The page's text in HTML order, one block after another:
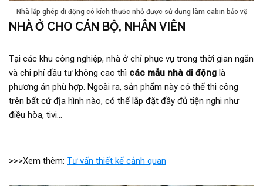
Nhà lắp ghép di động có kích thước nhỏ được sử dụng làm cabin bảo vệ
NHÀ Ở CHO CÁN BỘ, NHÂN VIÊN
Tại các khu công nghiệp, nhà ở chỉ phục vụ trong thời gian ngắn
và chi phí đầu tư không cao thì các mẫu nhà di động là
phương án phù hợp. Ngoài ra, sản phẩm này có thể thi công
trên bất cứ địa hình nào, có thể lắp đặt đầy đủ tiện nghi như
điều hòa, tivi…
>>>Xem thêm: Tư vấn thiết kế cảnh quan